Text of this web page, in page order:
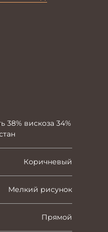
38% вискоза 34%
Коричневый
Мелкий рисунок
Прямой